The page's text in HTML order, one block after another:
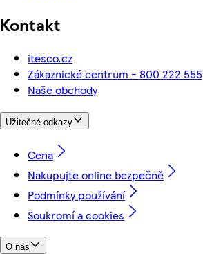
Kontakt
itesco.cz
Zákaznické centrum - 800 222 555
Naše obchody
Užitečné odkazy
Cena
Nakupujte online bezpečně
Podmínky používání
Soukromí a cookies
O nás